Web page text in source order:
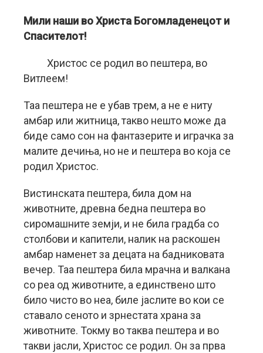
Мили наши во Христа Богомладенецот и
Спасителот!
Христос се родил во пештера, во
Витлеем!
Таа пештера не е убав трем, а не е ниту
амбар или житница, такво нешто може да
биде само сон на фантазерите и играчка за
малите дечиња, но не и пештера во која се
родил Христос.
Вистинската пештера, била дом на
животните, древна бедна пештера во
сиромашните земји, и не била градба со
столбови и капители, налик на раскошен
амбар наменет за децата на бадниковата
вечер. Таа пештера била мрачна и валкана
со реа од животните, а единствено што
било чисто во неа, биле јаслите во кои се
ставало сеното и зрнестата храна за
животните. Токму во таква пештера и во
такви јасли, Христос се родил. Он за прва